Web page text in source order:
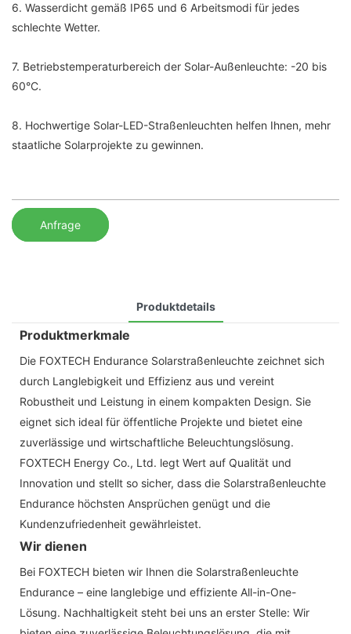
6. Wasserdicht gemäß IP65 und 6 Arbeitsmodi für jedes
schlechte Wetter.
7. Betriebstemperaturbereich der Solar-Außenleuchte: -20 bis
60°C.
8. Hochwertige Solar-LED-Straßenleuchten helfen Ihnen, mehr
staatliche Solarprojekte zu gewinnen.
Anfrage
Produktdetails
Produktmerkmale
Die FOXTECH Endurance Solarstraßenleuchte zeichnet sich
durch Langlebigkeit und Effizienz aus und vereint
Robustheit und Leistung in einem kompakten Design. Sie
eignet sich ideal für öffentliche Projekte und bietet eine
zuverlässige und wirtschaftliche Beleuchtungslösung.
FOXTECH Energy Co., Ltd. legt Wert auf Qualität und
Innovation und stellt so sicher, dass die Solarstraßenleuchte
Endurance höchsten Ansprüchen genügt und die
Kundenzufriedenheit gewährleistet.
Wir dienen
Bei FOXTECH bieten wir Ihnen die Solarstraßenleuchte
Endurance – eine langlebige und effiziente All-in-One-
Lösung. Nachhaltigkeit steht bei uns an erster Stelle: Wir